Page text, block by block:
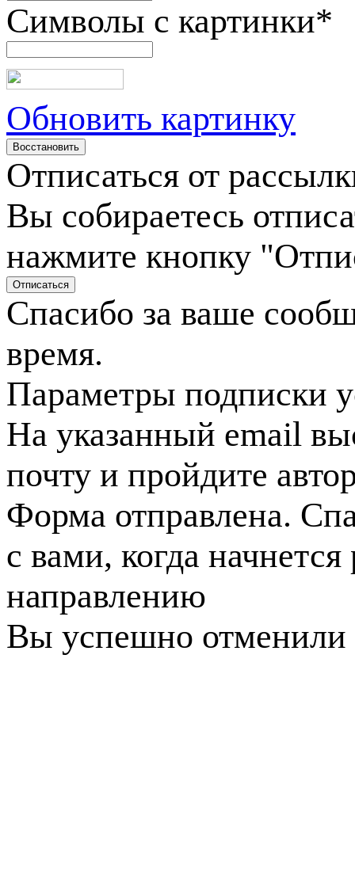
Символы с картинки*
Обновить картинку
Отписаться от
Вы собираетесь
нажмите кнопку
Спасибо за ваше
время.
Параметры подписки
На указанный email
почту и пройдите
Форма отправлена.
с вами, когда
направлению
Вы успешно отменили